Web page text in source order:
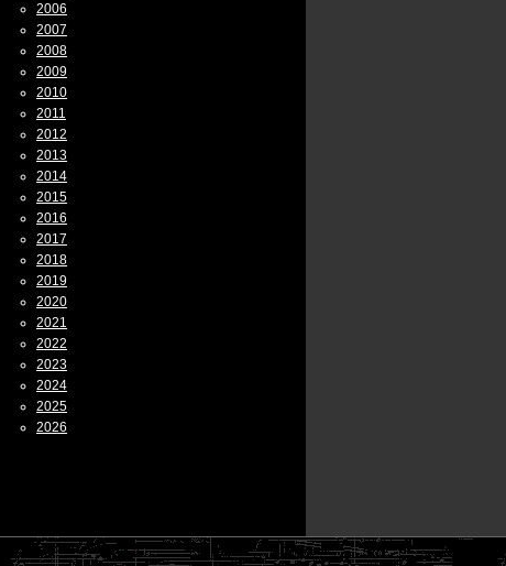
2006
2007
2008
2009
2010
2011
2012
2013
2014
2015
2016
2017
2018
2019
2020
2021
2022
2023
2024
2025
2026